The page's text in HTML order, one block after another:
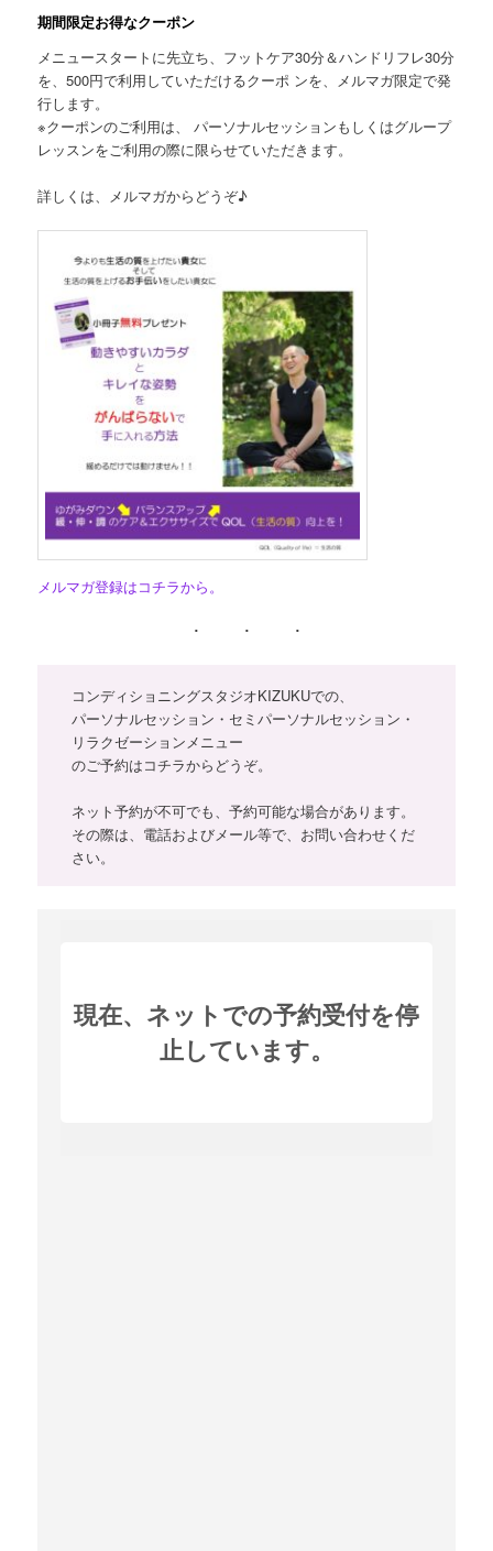
期間限定お得なクーポン
メニュースタートに先立ち、フットケア30分＆ハンドリフレ30分
を、500円で利用していただけるクーポ ンを、メルマガ限定で発
行します。
※クーポンのご利用は、 パーソナルセッションもしくはグループ
レッスンをご利用の際に限らせていただきます。
詳しくは、メルマガからどうぞ♪
メルマガ登録はコチラから。
コンディショニングスタジオKIZUKUでの、
パーソナルセッション・セミパーソナルセッション・
リラクゼーションメニュー
のご予約はコチラからどうぞ。
ネット予約が不可でも、予約可能な場合があります。
その際は、電話およびメール等で、お問い合わせくだ
さい。